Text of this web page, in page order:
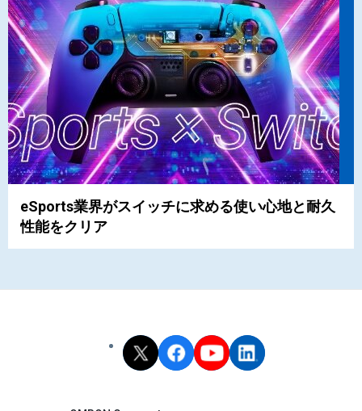
eSports業界がスイッチに求める使い心地と耐久
性能をクリア